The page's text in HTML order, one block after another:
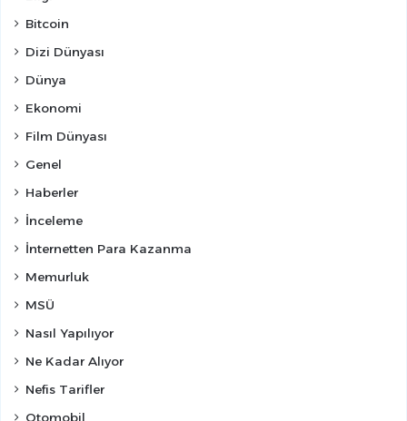
Bitcoin
Dizi Dünyası
Dünya
Ekonomi
Film Dünyası
Genel
Haberler
İnceleme
İnternetten Para Kazanma
Memurluk
MSÜ
Nasıl Yapılıyor
Ne Kadar Alıyor
Nefis Tarifler
Otomobil